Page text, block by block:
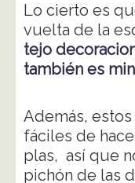
Lo cierto es
vuelta de la
tejo
también es
Además,
fáciles de
plas, así que
pichón de las